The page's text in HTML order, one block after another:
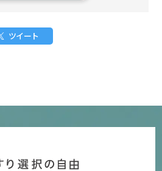
ツイート